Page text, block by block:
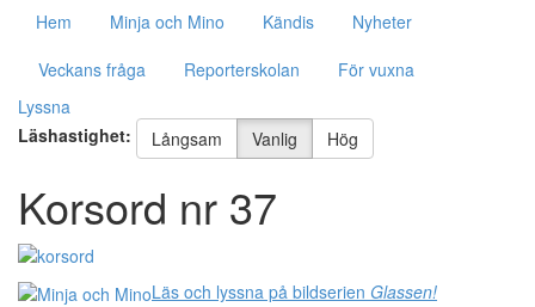
Hem
Minja och Mino Kändis
Nyheter
Veckans fråga
Reporterskolan
För vuxna
Lyssna
Läshastighet:
Långsam Vanlig Hög
Korsord nr 37
Läs och lyssna på bildserien Glassen!